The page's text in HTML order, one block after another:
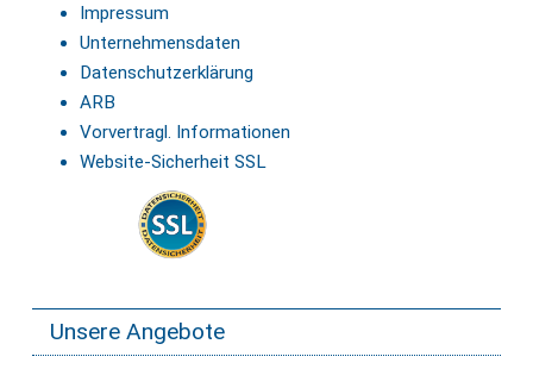
Impressum
Unternehmensdaten
Datenschutzerklärung
ARB
Vorvertragl. Informationen
Website-Sicherheit SSL
Unsere Angebote